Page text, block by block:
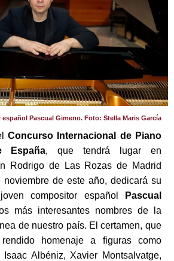
Pascual Gimeno. Foto: Stella Maris García
Concurso Internacional de Piano
España, que tendrá lugar en
Rodrigo de Las Rozas de Madrid
de este año, dedicará su
compositor español
Pascual
más interesantes nombres de la
de nuestro país. El certamen, que
rendido homenaje a figuras como
Albéniz, Xavier Montsalvatge,